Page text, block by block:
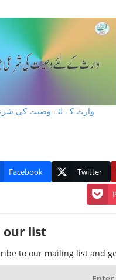
وارث کے لئے وصیت كى
Facebook Twitter
our list
to our mailing list and